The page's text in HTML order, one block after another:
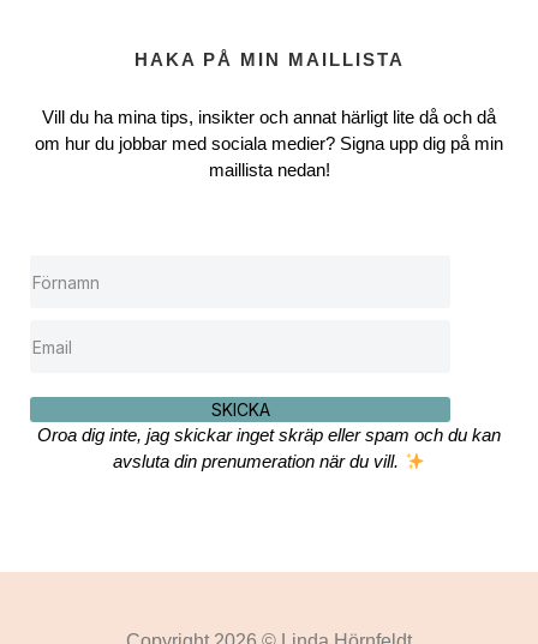
HAKA PÅ MIN MAILLISTA
Vill du ha mina tips, insikter och annat härligt lite då och då
om hur du jobbar med sociala medier? Signa upp dig på min
maillista nedan!
SKICKA
Oroa dig inte, jag skickar inget skräp eller spam och du kan
avsluta din prenumeration när du vill.